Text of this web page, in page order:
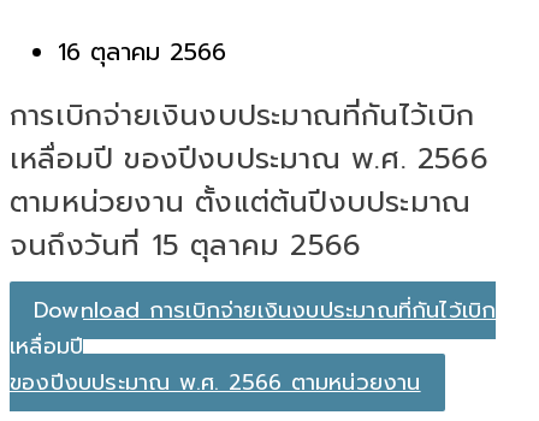
16 ตุลาคม 2566
การเบิกจ่ายเงินงบประมาณที่กันไว้เบิก
เหลื่อมปี ของปีงบประมาณ พ.ศ. 2566
ตามหน่วยงาน ตั้งแต่ต้นปีงบประมาณ
จนถึงวันที่ 15 ตุลาคม 2566
Download การเบิกจ่ายเงินงบประมาณที่กันไว้เบิก
เหลื่อมปี
ของปีงบประมาณ พ.ศ. 2566 ตามหน่วยงาน